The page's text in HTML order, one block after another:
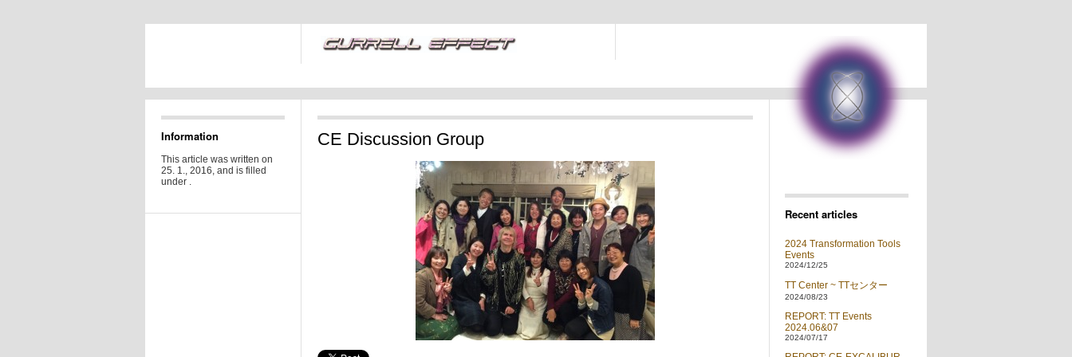
Information
This article was written on
25. 1., 2016, and is filled
under .
CE Discussion Group
Recent articles
2024 Transformation Tools
Events
2024/12/25
TT Center ~ TTセンター
2024/08/23
REPORT: TT Events
2024.06&07
2024/07/17